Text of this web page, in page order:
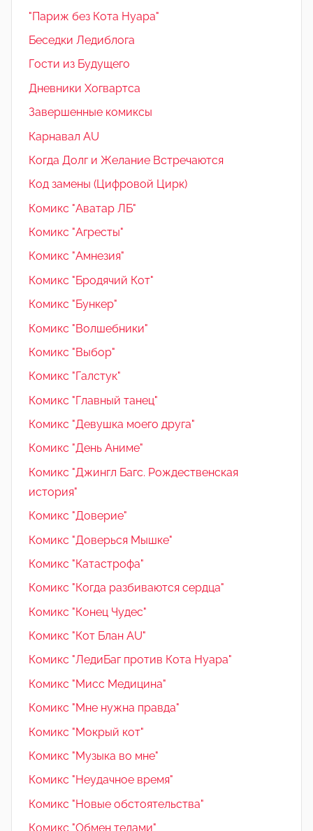
"Париж без Кота Нуара"
Беседки Ледиблога
Гости из Будущего
Дневники Хогвартса
Завершенные комиксы
Карнавал AU
Когда Долг и Желание Встречаются
Код замены (Цифровой Цирк)
Комикс "Аватар ЛБ"
Комикс "Агресты"
Комикс "Амнезия"
Комикс "Бродячий Кот"
Комикс "Бункер"
Комикс "Волшебники"
Комикс "Выбор"
Комикс "Галстук"
Комикс "Главный танец"
Комикс "Девушка моего друга"
Комикс "День Аниме"
Комикс "Джингл Багс. Рождественская
история"
Комикс "Доверие"
Комикс "Доверься Мышке"
Комикс "Катастрофа"
Комикс "Когда разбиваются сердца"
Комикс "Конец Чудес"
Комикс "Кот Блан AU"
Комикс "ЛедиБаг против Кота Нуара"
Комикс "Мисс Медицина"
Комикс "Мне нужна правда"
Комикс "Мокрый кот"
Комикс "Музыка во мне"
Комикс "Неудачное время"
Комикс "Новые обстоятельства"
Комикс "Обмен телами"